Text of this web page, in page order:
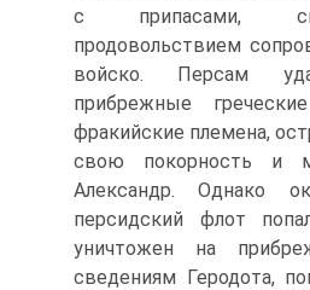
с припасами,
продовольствием
войско. Персам
прибрежные
фракийские племена,
свою покорность и
Александр. Однако
персидский флот
уничтожен на
сведениям Геродота,